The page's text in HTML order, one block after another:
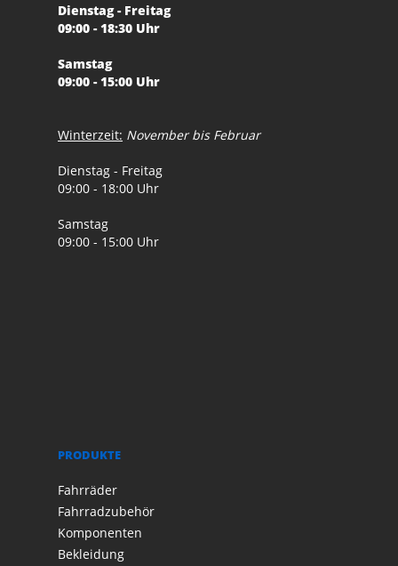
Dienstag - Freitag
09:00 - 18:30 Uhr
Samstag
09:00 - 15:00 Uhr
Winterzeit: November bis Februar
Dienstag - Freitag
09:00 - 18:00 Uhr
Samstag
09:00 - 15:00 Uhr
PRODUKTE
Fahrräder
Fahrradzubehör
Komponenten
Bekleidung